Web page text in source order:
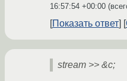
16:57:54 +00:00
Показать ответ
stream >> &c;